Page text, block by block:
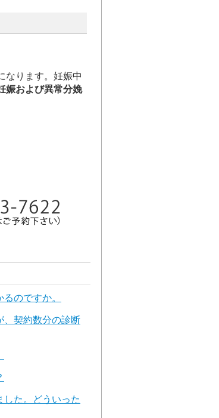
なります。妊娠中
娠および異常分娩
のですか。
、契約数分の診断
した。どういった